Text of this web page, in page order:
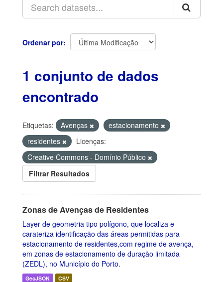
Ordenar por
1 conjunto de dados
encontrado
Etiquetas: Avenças
estacionamento
residentes
Licenças:
Creative Commons - Domínio Público
Filtrar Resultados
Zonas de Avenças de Residentes
Layer de geometria tipo polígono, que localiza e
carateriza identificação das áreas permitidas para
estacionamento de residentes,com regime de avença,
em zonas de estacionamento de duração limitada
(ZEDL), no Município do Porto.
GeoJSON CSV